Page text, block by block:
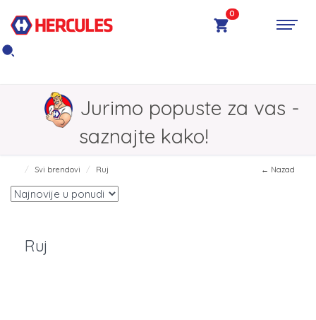
0
Jurimo popuste za vas -
saznajte kako!
Svi brendovi Ruj ← Nazad
Ruj